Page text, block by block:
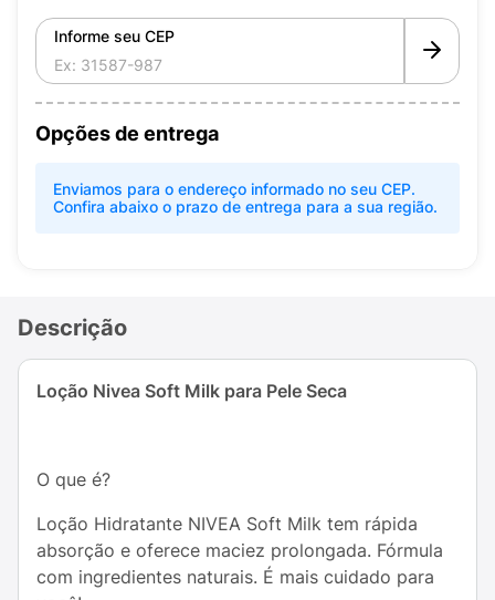
Informe seu CEP
Opções de entrega
Enviamos para o endereço informado no seu CEP.
Confira abaixo o prazo de entrega para a sua região.
Descrição
Loção Nivea Soft Milk para Pele Seca
O que é?
Loção Hidratante NIVEA Soft Milk tem rápida
absorção e oferece maciez prolongada. Fórmula
com ingredientes naturais. É mais cuidado para